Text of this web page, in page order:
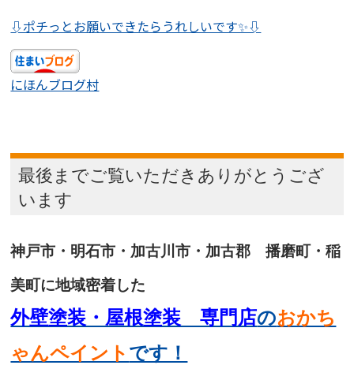
⇩ポチっとお願いできたらうれしいです✨⇩
にほんブログ村
最後までご覧いただきありがとうござ
います
神戸市・明石市・加古川市・加古郡 播磨町・稲
美町に地域密着した
外壁塗装・屋根塗装 専門店のおかち
ゃんペイント です！